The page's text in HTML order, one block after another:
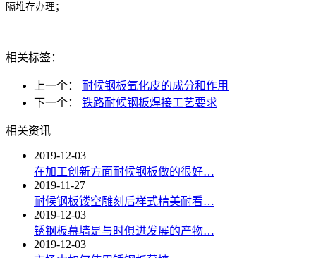
隔堆存办理；
相关标签：
上一个： 耐候钢板氧化皮的成分和作用
下一个： 铁路耐候钢板焊接工艺要求
相关资讯
2019-12-03
在加工创新方面耐候钢板做的很好…
2019-11-27
耐候钢板镂空雕刻后样式精美耐看…
2019-12-03
锈钢板幕墙是与时俱进发展的产物…
2019-12-03